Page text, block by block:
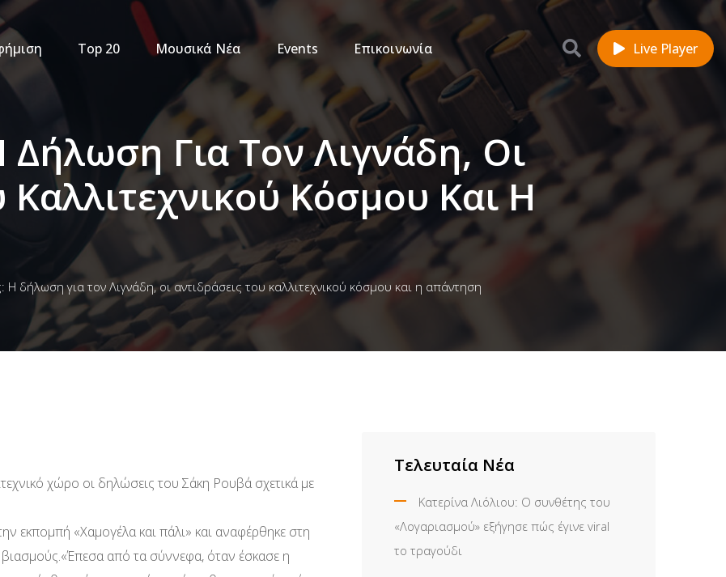
Top 20 Μουσικά Νέα Events Επικοινωνία Live Player
Για Τον Λιγνάδη, Οι
Καλλιτεχνικού Κόσμου Και Η
δήλωση για τον Λιγνάδη, οι αντιδράσεις του καλλιτεχνικού κόσμου και η απάντηση
χώρο οι δηλώσεις του Σάκη Ρουβά σχετικά με
εκπομπή «Χαμογέλα και πάλι» και αναφέρθηκε στη
βιασμούς.«Έπεσα από τα σύννεφα, όταν έσκασε η
Τελευταία Νέα
Κατερίνα Λιόλιου: Ο συνθέτης του
«Λογαριασμού» εξήγησε πώς έγινε viral
το τραγούδι